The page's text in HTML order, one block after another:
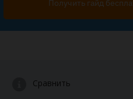
Получить гайд
Сравнить